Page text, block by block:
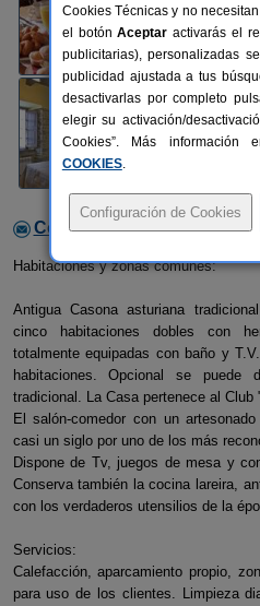
Contactar con el
Habitaciones y zonas comunes:
Antigua Casona asturiana
cinco habitaciones dobles con
totalmente equipadas con baño y
habitaciones. Opcional se puede
tradicional. La Casa pertenece al
El salón-comedor con un
casi un siglo por uno de los más
Dispone de Tv, juegos de mesa y
Conserva también la cocina lareira,
con los verdaderos utensilios de la
Servicios:
Calefacción, aparcamiento propio,
para uso de los clientes. Limpieza
Cookies Técnicas y no
el botónAceptar activarás el
publicitarias), personalizadas
publicidad ajustada a tus
desactivarlas por completo
elegir su activación/
Cookies”. Más información
COOKIES.